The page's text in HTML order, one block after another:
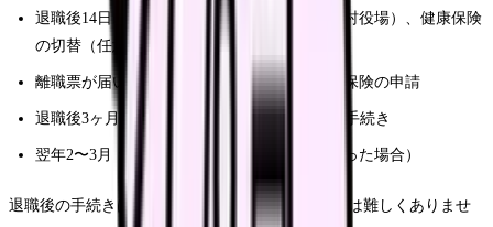
退職後14日以内：国民年金への切替（市区町村役場）、健康保険
の切替（任意継続 or 国保 or 扶養）
離職票が届いたらすぐ：ハローワークで失業保険の申請
退職後3ヶ月以内：企業年金のiDeCoへの移管手続き
翌年2〜3月：確定申告（年内に再就職しなかった場合）
退職後の手続きは複雑に感じますが、一つひとつは難しくありませ